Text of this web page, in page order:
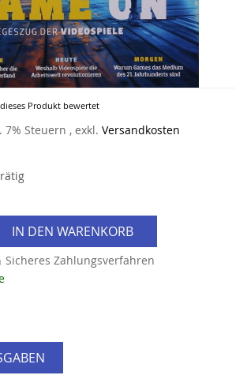
Produkt bewertet
7% Steuern , exkl. Versandkosten
IN DEN WARENKORB
Sicheres Zahlungsverfahren